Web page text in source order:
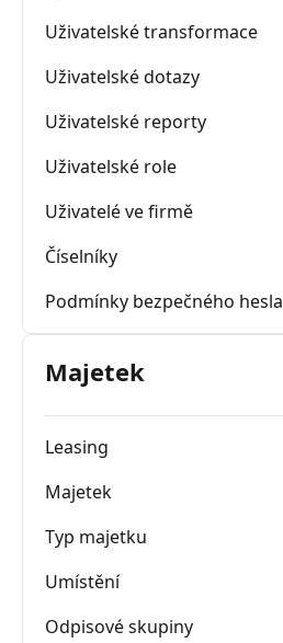
Uživatelské transformace
Uživatelské dotazy
Uživatelské reporty
Uživatelské role
Uživatelé ve firmě
Číselníky
Podmínky bezpečného hesla
Majetek
Leasing
Majetek
Typ majetku
Umístění
Odpisové skupiny